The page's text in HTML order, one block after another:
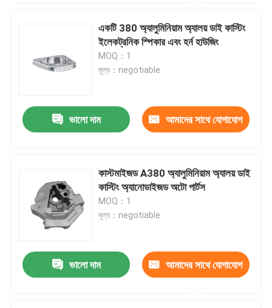
বাড়ি
একটি 380 অ্যালুমিনিয়াম অ্যালয় ডাই কাস্টিং
ইলেকট্রনিক স্পিকার এবং হর্ন হাউজিং
MOQ：1
মূল্য：negotiable
ভালো দাম আমাদের সাথে যোগাযোগ
কাস্টমাইজড A380 অ্যালুমিনিয়াম অ্যালয় ডাই
কাস্টিং অ্যানোডাইজড অটো পার্টস
MOQ：1
মূল্য：negotiable
ভালো দাম আমাদের সাথে যোগাযোগ